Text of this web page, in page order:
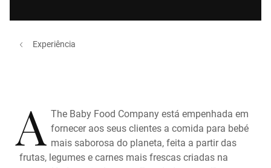
Experiência
A The Baby Food Company está empenhada em
fornecer aos seus clientes a comida para bebé
mais saborosa do planeta, feita a partir das
frutas, legumes e carnes mais frescas criadas na